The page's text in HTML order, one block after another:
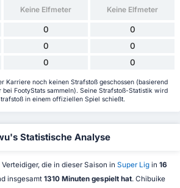
Keine Elfmeter Keine Elfmeter
0 0
0 0
0 0
Karriere noch keinen Strafstoß geschossen (basierend
FootyStats sammeln). Seine Strafstoß-Statistik wird
in einem offiziellen Spiel schießt.
Statistische Analyse
die in dieser Saison in Super Ligin 16
insgesamt 1310 Minuten gespielt hat. Chibuike